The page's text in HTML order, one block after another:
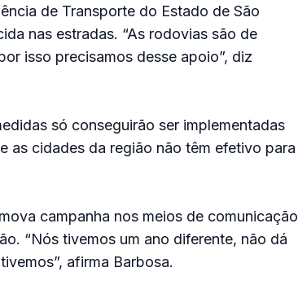
de Transporte do Estado de São
nas estradas. “As rodovias são de
isso precisamos desse apoio”, diz
só conseguirão ser implementadas
as cidades da região não têm efetivo para
campanha nos meios de comunicação
“Nós tivemos um ano diferente, não dá
afirma Barbosa.